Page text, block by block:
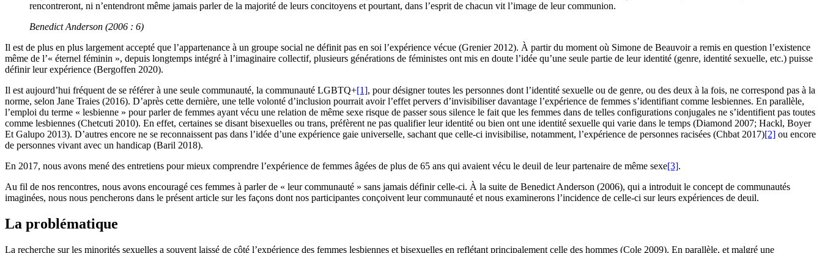
rencontreront, ni n’entendront même jamais parler de la majorité de leurs concitoyens et pourtant, dans l’esprit de chacun vit l’image de leur communion.
Benedict Anderson (2006 : 6)
Il est de plus en plus largement accepté que l’appartenance à un groupe social ne définit pas en soi l’expérience vécue (Grenier 2012). À partir du moment où Simone de Beauvoir a remis en question l’existence
même de l’« éternel féminin », depuis longtemps intégré à l’imaginaire collectif, plusieurs générations de féministes ont mis en doute l’idée qu’une seule partie de leur identité (genre, identité sexuelle, etc.) puisse
définir leur expérience (Bergoffen 2020).
Il est aujourd’hui fréquent de se référer à une seule communauté, la communauté LGBTQ+[1], pour désigner toutes les personnes dont l’identité sexuelle ou de genre, ou des deux à la fois, ne correspond pas à la
norme, selon Jane Traies (2016). D’après cette dernière, une telle volonté d’inclusion pourrait avoir l’effet pervers d’invisibiliser davantage l’expérience de femmes s’identifiant comme lesbiennes. En parallèle,
l’emploi du terme « lesbienne » pour parler de femmes ayant vécu une relation de même sexe risque de passer sous silence le fait que les femmes dans de telles configurations conjugales ne s’identifient pas toutes
comme lesbiennes (Chetcuti 2010). En effet, certaines se disant bisexuelles ou trans, préfèrent ne pas qualifier leur identité ou bien ont une identité sexuelle qui varie dans le temps (Diamond 2007; Hackl, Boyer
Et Galupo 2013). D’autres encore ne se reconnaissent pas dans l’idée d’une expérience gaie universelle, sachant que celle-ci invisibilise, notamment, l’expérience de personnes racisées (Chbat 2017)[2] ou encore
de personnes vivant avec un handicap (Baril 2018).
En 2017, nous avons mené des entretiens pour mieux comprendre l’expérience de femmes âgées de plus de 65 ans qui avaient vécu le deuil de leur partenaire de même sexe[3].
Au fil de nos rencontres, nous avons encouragé ces femmes à parler de « leur communauté » sans jamais définir celle-ci. À la suite de Benedict Anderson (2006), qui a introduit le concept de communautés
imaginées, nous nous pencherons dans le présent article sur les façons dont nos participantes conçoivent leur communauté et nous examinerons l’incidence de celle-ci sur leurs expériences de deuil.
La problématique
La recherche sur les minorités sexuelles a souvent laissé de côté l’expérience des femmes lesbiennes et bisexuelles en reflétant principalement celle des hommes (Cole 2009). En parallèle, et malgré une